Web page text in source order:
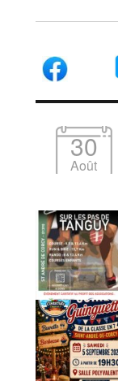
30
Août